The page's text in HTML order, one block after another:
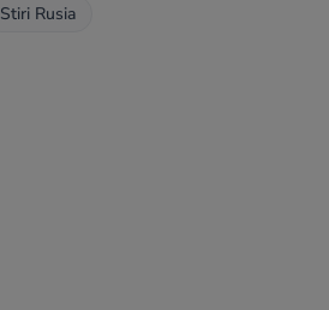
Stiri Rusia